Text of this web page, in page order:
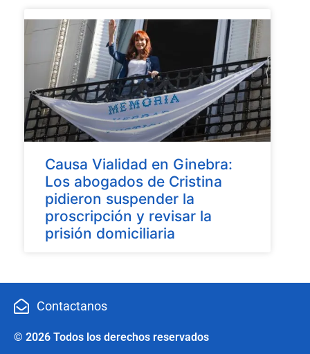
Causa Vialidad en Ginebra:
Los abogados de Cristina
pidieron suspender la
proscripción y revisar la
prisión domiciliaria
Contactanos
© 2026 Todos los derechos reservados